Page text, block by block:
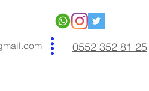
0552 352 81 25